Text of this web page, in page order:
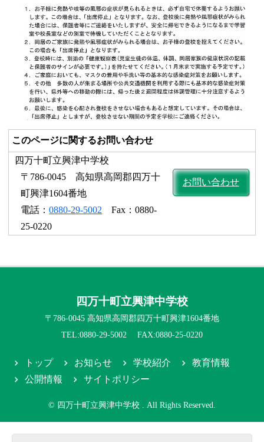
このページに関するお問い合わせ
四万十町立興津中学校
〒786-0045 高知県高岡郡四万十
町興津1604番地
電話：0880-29-5002 Fax：0880-
25-0220
お問い合わせ
四万十町立興津中学校
〒786-0045 高知県高岡郡四万十町興津1604番地
TEL:0880-29-5002 FAX:0880-25-0220
トップ お知らせ 学校紹介
教育情報
公開情報
サイトポリシー
© 四万十町立興津中学校 . All Rights Reserved.